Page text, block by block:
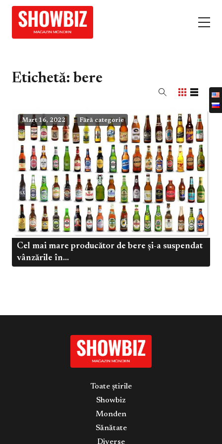
Etichetă: bere
Mart 16, 2022 Fără categorie
Cel mai mare producător de bere și-a suspendat
vânzările în...
Toate știrile
Showbiz
Monden
Sănătate
Diverse